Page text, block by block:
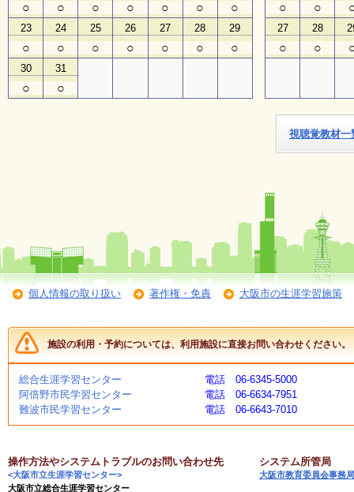
メ
ル
マ
ガ
登
録
講
師
・
ン
ス
ト
ラ
ク
タ
ー
募
集
（
○ ○ ○ ○ ○ ○ ○
23
○
24
○
25
○
26
○
27
○
28
○
29
○
30
○
31
○
○ ○
27
○
28
○
視聴覚教材一
個人情報の取り扱い 著作権・免責 大阪市の生涯学習施策
施設の利用・予約については、利用施設に直接お問い合わせください。
総合生涯学習センター
電話 06-6345-5000
阿倍野市民学習センター
電話 06-6634-7951
難波市民学習センター
電話 06-6643-7010
操作方法やシステムトラブルのお問い合わせ先
<大阪市立生涯学習センター>
大阪市立総合生涯学習センター
システム所管局
大阪市教育委員会事務局